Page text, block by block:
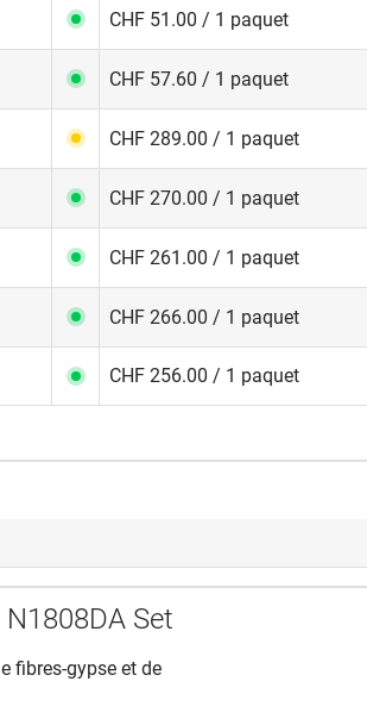
CHF 51.00 / 1 paquet
CHF 57.60 / 1 paquet
CHF 289.00 / 1 paquet
CHF 270.00 / 1 paquet
CHF 261.00 / 1 paquet
CHF 266.00 / 1 paquet
CHF 256.00 / 1 paquet
Set
fibres-gypse et de